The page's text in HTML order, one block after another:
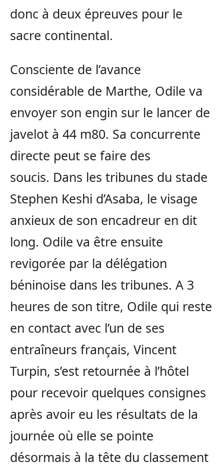
donc à deux épreuves pour le
sacre continental.
Consciente de l’avance
considérable de Marthe, Odile va
envoyer son engin sur le lancer de
javelot à 44 m80. Sa concurrente
directe peut se faire des
soucis. Dans les tribunes du stade
Stephen Keshi d’Asaba, le visage
anxieux de son encadreur en dit
long. Odile va être ensuite
revigorée par la délégation
béninoise dans les tribunes. A 3
heures de son titre, Odile qui reste
en contact avec l’un de ses
entraîneurs français, Vincent
Turpin, s’est retournée à l’hôtel
pour recevoir quelques consignes
après avoir eu les résultats de la
journée où elle se pointe
désormais à la tête du classement